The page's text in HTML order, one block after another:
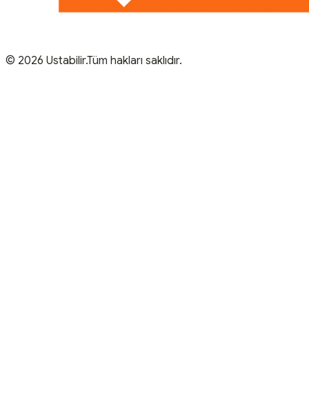
© 2026 Ustabilir.Tüm hakları saklıdır.